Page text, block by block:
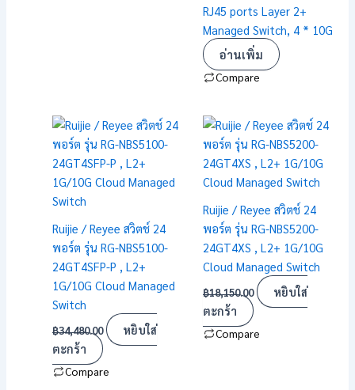
RJ45 ports Layer 2+
Managed Switch, 4 * 10G
อ่านเพิ่ม
Compare
Ruijie / Reyee สวิตช์ 24
พอร์ต รุ่น RG-NBS5100-
24GT4SFP-P , L2+
1G/10G Cloud Managed
Switch
฿34,480.00
หยิบใส่
ตะกร้า
Compare
Ruijie / Reyee สวิตช์ 24
พอร์ต รุ่น RG-NBS5200-
24GT4XS , L2+ 1G/10G
Cloud Managed Switch
฿18,150.00
หยิบใส่
ตะกร้า
Compare